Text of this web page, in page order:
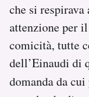
che si respirava
attenzione per
comicità, tutte
dell’Einaudi di
domanda da